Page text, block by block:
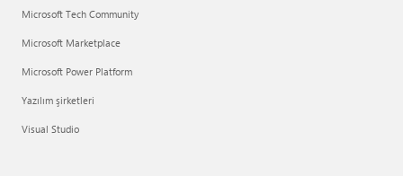
Microsoft Tech Community
Microsoft Marketplace
Microsoft Power Platform
Yazılım şirketleri
Visual Studio